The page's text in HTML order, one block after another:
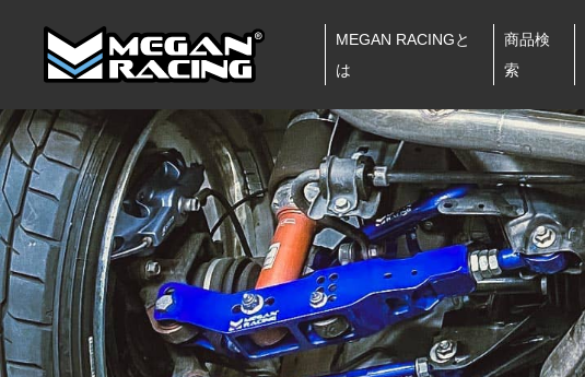
MEGAN RACINGと
は
商品検
索